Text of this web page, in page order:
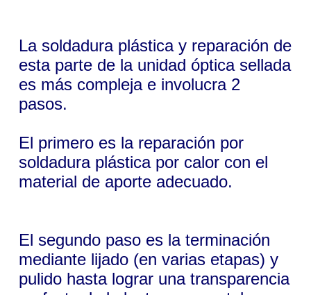
La soldadura plástica y reparación de
esta parte de la unidad óptica sellada
es más compleja e involucra 2
pasos.
El primero es la reparación por
soldadura plástica por calor con el
material de aporte adecuado.
El segundo paso es la terminación
mediante lijado (en varias etapas) y
pulido hasta lograr una transparencia